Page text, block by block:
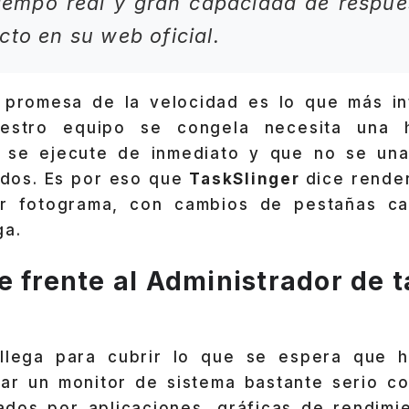
en su web oficial.
promesa de la velocidad es lo que más
equipo se congela necesita una
se ejecute de inmediato y que no se
Es por eso que TaskSlinger dice
fotograma, con cambios de pestañas
frente al Administrador de
llega para cubrir lo que se espera que
un monitor de sistema bastante serio